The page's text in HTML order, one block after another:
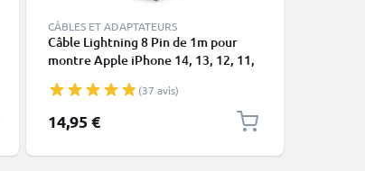
CÂBLES ET ADAPTATEURS
Câble Lightning 8 Pin de 1m pour
montre Apple iPhone 14, 13, 12, 11,
blanc en
(37 avis)
14,95 €